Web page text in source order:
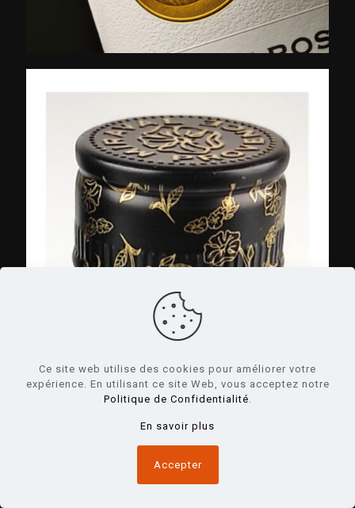
Ce site web utilise des cookies pour améliorer votre
expérience. En utilisant ce site Web, vous acceptez notre
Politique de Confidentialité.
En savoir plus
Accepter